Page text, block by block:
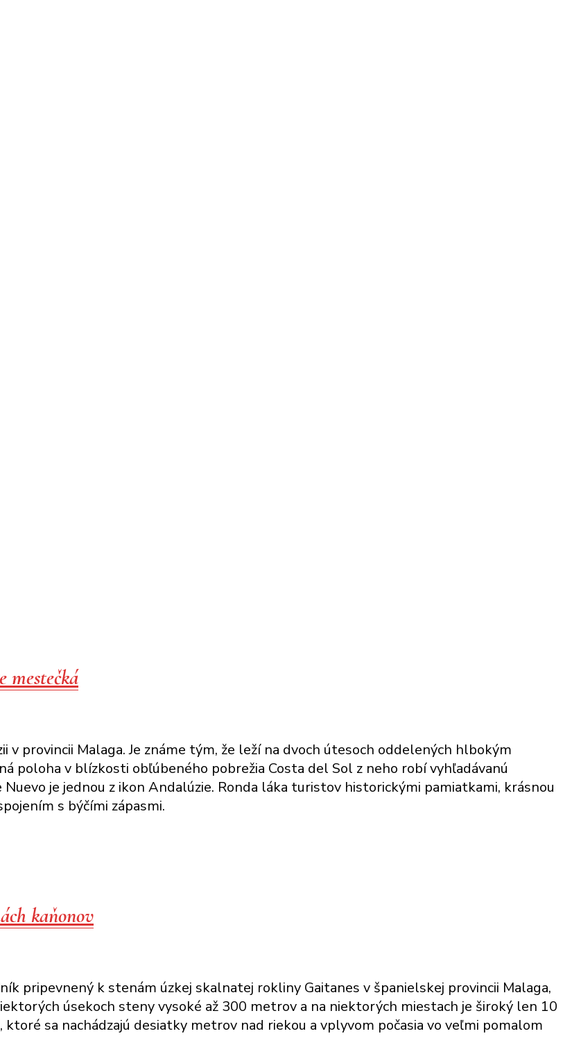
mestečká
provincii Malaga. Je známe tým, že leží na dvoch útesoch oddelených hlbokým
poloha v blízkosti obľúbeného pobrežia Costa del Sol z neho robí vyhľadávanú
je jednou z ikon Andalúzie. Ronda láka turistov historickými pamiatkami, krásnou
s býčími zápasmi.
kaňonov
pripevnený k stenám úzkej skalnatej rokliny Gaitanes v španielskej provincii Malaga,
úsekoch steny vysoké až 300 metrov a na niektorých miestach je široký len 10
sa nachádzajú desiatky metrov nad riekou a vplyvom počasia vo veľmi pomalom